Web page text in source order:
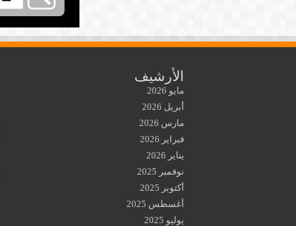
الأرشيف
مايو 2026
أبريل 2026
مارس 2026
فبراير 2026
يناير 2026
نوفمبر 2025
أكتوبر 2025
أغسطس 2025
يوليو 2025